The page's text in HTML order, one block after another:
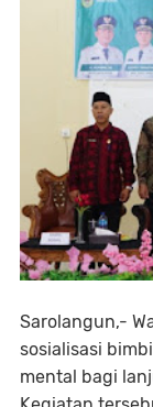
Sarolangun,-
sosialisasi
mental bagi